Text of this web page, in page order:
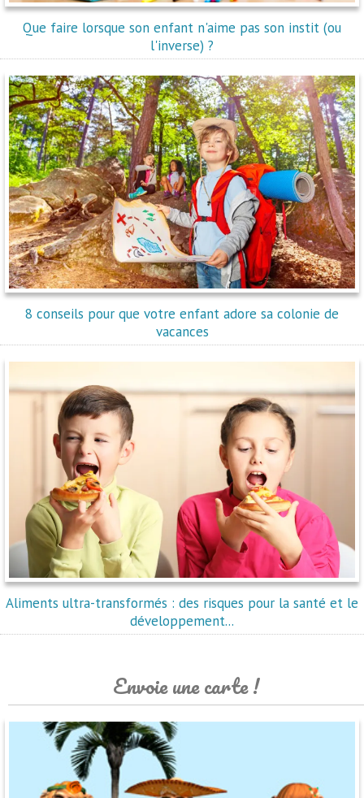
Que faire lorsque son enfant n'aime pas son instit (ou
l'inverse) ?
8 conseils pour que votre enfant adore sa colonie de
vacances
Aliments ultra-transformés : des risques pour la santé et le
développement...
Envoie une carte !